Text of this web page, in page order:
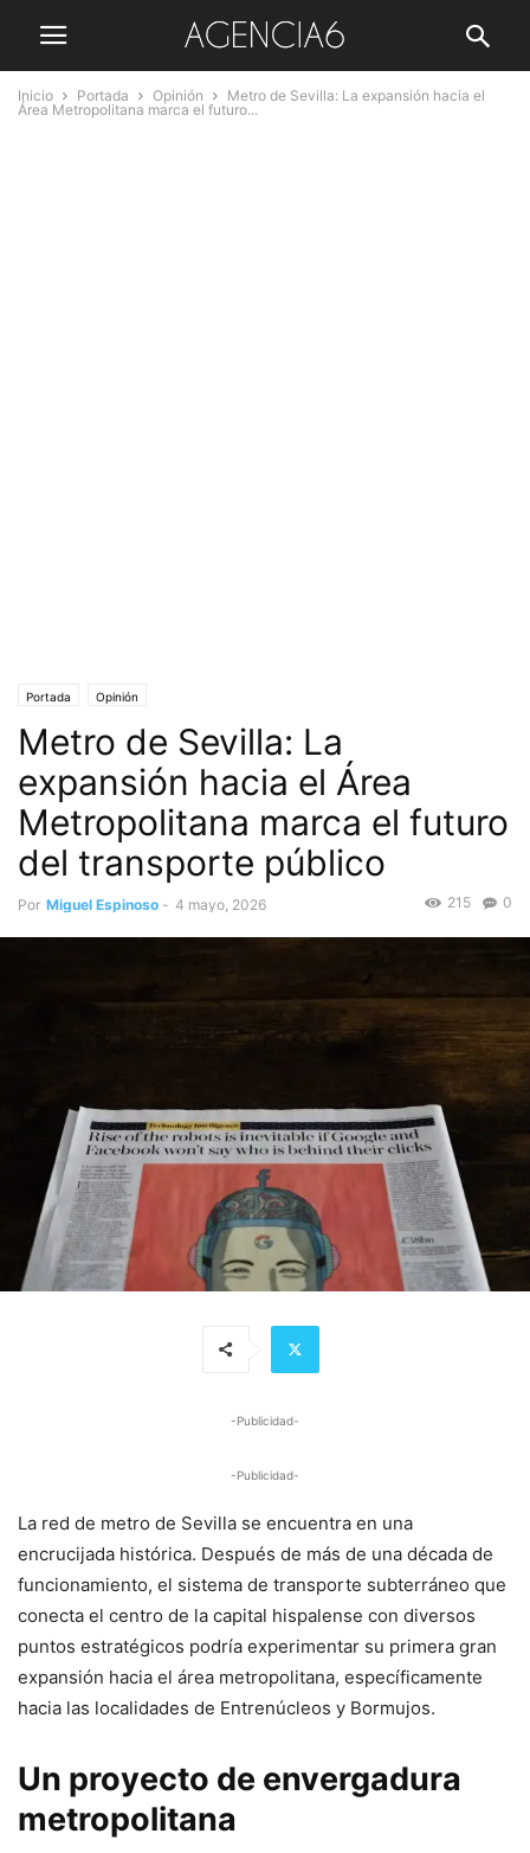
Inicio Portada Opinión
Metro de Sevilla: La expansión hacia el
Área Metropolitana marca el futuro...
Portada Opinión
Metro de Sevilla: La
expansión hacia el Área
Metropolitana marca el futuro
del transporte público
Por Miguel Espinoso - 4 mayo, 2026 0
215
-Publicidad-
-Publicidad-
La red de metro de Sevilla se encuentra en una
encrucijada histórica. Después de más de una década de
funcionamiento, el sistema de transporte subterráneo que
conecta el centro de la capital hispalense con diversos
puntos estratégicos podría experimentar su primera gran
expansión hacia el área metropolitana, específicamente
hacia las localidades de Entrenúcleos y Bormujos.
Un proyecto de envergadura
metropolitana